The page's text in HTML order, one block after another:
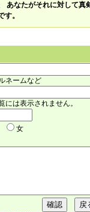
あなたがそれに対して
。
ネームなど
には表示されません。
女